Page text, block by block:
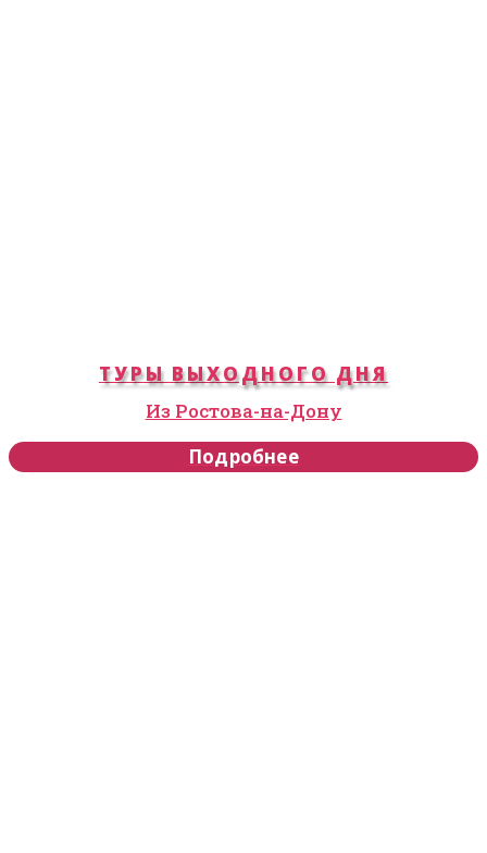
ТУРЫ ВЫХОДНОГО ДНЯ
Из Ростова-на-Дону
Подробнее